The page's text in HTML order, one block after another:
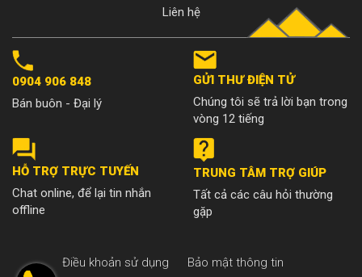
Mặc dù không rỉ ra bất kỳ hóa chất nào trong quá trình sử dụng nhưng vật liệu LDPE không được sử dụng trong sản
xuất chai nước, túi nhựa. Loại nhựa này được tìm thấy ở một số chi tiết trong đồ nội thất, quần áo hoặc túi xách. Ký hiệu
LPDE không được sử dụng trong sản xuất chai nước.
5. Ký hiệu PP
Liên hệ
0904 906 848
Bán buôn - Đại lý
GỬI THƯ ĐIỆN TỬ
Chúng tôi sẽ trả lời bạn trong
vòng 12 tiếng
HỖ TRỢ TRỰC TUYẾN
Chat online, để lại tin nhắn
offline
TRUNG TÂM TRỢ GIÚP
Tất cả các câu hỏi thường
gặp
Điều khoản sử dụng
Bảo mật thông tin